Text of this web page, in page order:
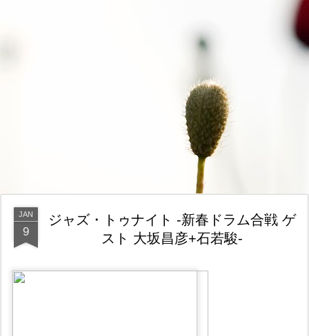
JAN
9
ジャズ・トゥナイト -新春ドラム合戦 ゲ
スト 大坂昌彦+石若駿-